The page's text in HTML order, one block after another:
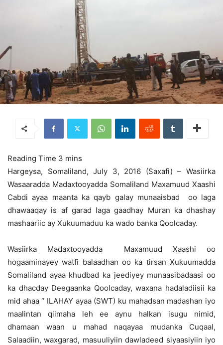
Hargeysa, Somaliland, July 3, 2016 (Saxafi) – Wasiirka
Wasaaradda Madaxtooyadda Somaliland Maxamuud Xaashi
Cabdi ayaa maanta ka qayb galay munaaisbad oo laga
dhawaaqay is af garad laga gaadhay Muran ka dhashay
mashaariic ay Xukuumaduu ka wado banka Qoolcaday.
Wasiirka Madaxtooyadda Maxamuud Xaashi oo
hogaaminayey watfi balaadhan oo ka tirsan Xukuumadda
Somaliland ayaa khudbad ka jeediyey munaasibadaasi oo
ka dhacday Deegaanka Qoolcaday, waxana hadaladiisii ka
mid ahaa “ ILAHAY ayaa (SWT) ku mahadsan madashan iyo
maalintan qiimaha leh ee aynu halkan isugu nimid,
dhamaan waan u mahad naqayaa mudanka Cuqaal,
Salaadiin, waxgarad, masuuliyiin dawladeed siyaasiyiin iyo